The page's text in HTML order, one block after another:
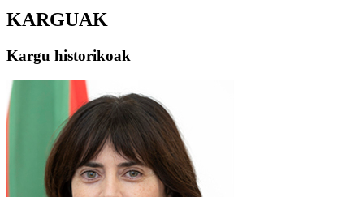
KARGUAK
Kargu historikoak